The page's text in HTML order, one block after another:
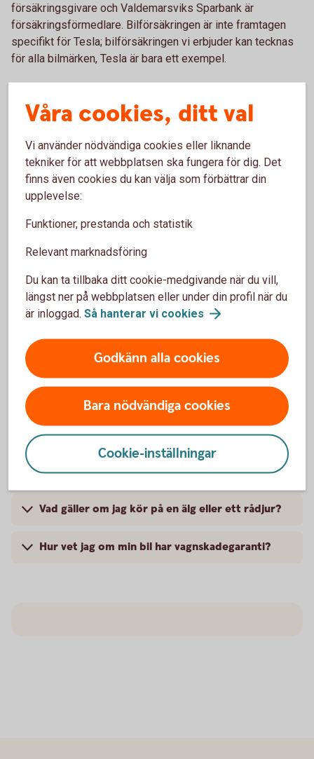
försäkringsgivare och Valdemarsviks Sparbank är
försäkringsförmedlare. Bilförsäkringen är inte framtagen
specifikt för Tesla; bilförsäkringen vi erbjuder kan tecknas
för alla bilmärken, Tesla är bara ett exempel.
BilBAS eller BilPLUS - jämför innehåll
Produktfakta och villkor
Så mycket kostar din bilförsäkring
Vanliga frågor om att försäkra
Tesla
Ska jag välja trafik-, hel- eller halvförsäkring?
Om jag får stenskott, täcker bilförsäkringen?
Gäller bilförsäkringen om jag semestrar i
Europa?
Vad gäller om jag kör på en älg eller ett rådjur?
Hur vet jag om min bil har vagnskadegaranti?
Våra cookies, ditt val
Vi använder nödvändiga cookies eller liknande
tekniker för att webbplatsen ska fungera för dig. Det
finns även cookies du kan välja som förbättrar din
upplevelse:
Funktioner, prestanda och statistik
Relevant marknadsföring
Du kan ta tillbaka ditt cookie-medgivande när du vill,
längst ner på webbplatsen eller under din profil när du
är inloggad. Så hanterar vi cookies
Godkänn alla cookies
Bara nödvändiga cookies
Cookie-inställningar